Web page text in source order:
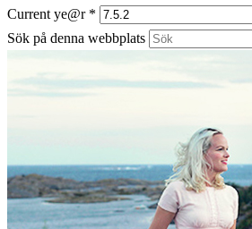
Current ye@r *
Sök på denna webbplats